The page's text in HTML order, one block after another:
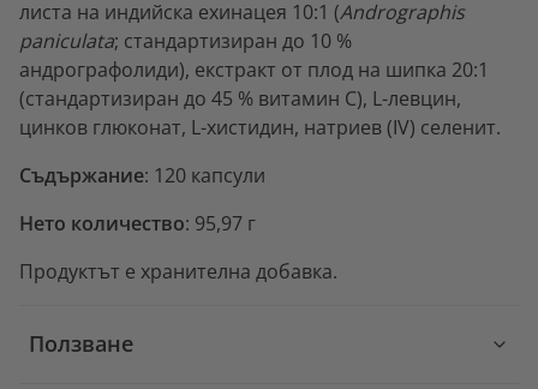
листа на индийска ехинацея 10:1 (Andrographis
paniculata; стандартизиран до 10 %
андрографолиди), екстракт от плод на шипка 20:1
(стандартизиран до 45 % витамин С), L-левцин,
цинков глюконат, L-хистидин, натриев (IV) селенит.
Съдържание: 120 капсули
Нето количество: 95,97 г
Продуктът е хранителна добавка.
Ползване